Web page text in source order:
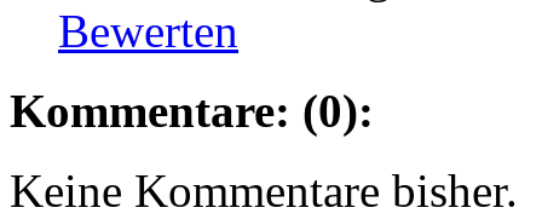
Bewerten
Kommentare: (0):
Keine Kommentare bisher.